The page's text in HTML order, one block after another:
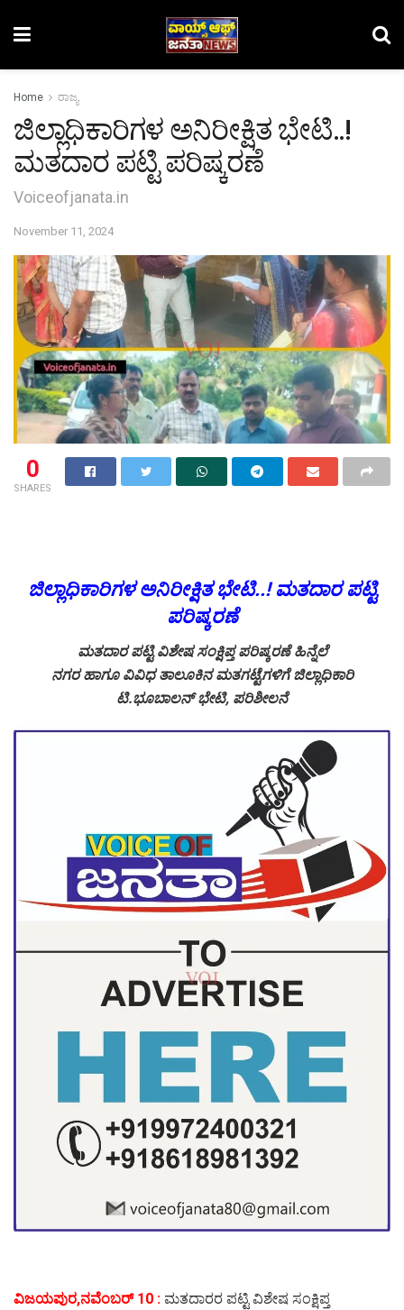
Home ರಾಜ್ಯ
ಜಿಲ್ಲಾಧಿಕಾರಿಗಳ ಅನಿರೀಕ್ಷಿತ ಭೇಟಿ..!
ಮತದಾರ ಪಟ್ಟಿ ಪರಿಷ್ಕರಣೆ
Voiceofjanata.in
November 11, 2024
0
SHARES
ಜಿಲ್ಲಾಧಿಕಾರಿಗಳ ಅನಿರೀಕ್ಷಿತ ಭೇಟಿ..! ಮತದಾರ ಪಟ್ಟಿ
ಪರಿಷ್ಕರಣೆ
ಮತದಾರ ಪಟ್ಟಿ ವಿಶೇಷ ಸಂಕ್ಷಿಪ್ತ ಪರಿಷ್ಕರಣೆ ಹಿನ್ನೆಲೆ
ನಗರ ಹಾಗೂ ವಿವಿಧ ತಾಲೂಕಿನ ಮತಗಟ್ಟೆಗಳಿಗೆ ಜಿಲ್ಲಾಧಿಕಾರಿ
ಟಿ.ಭೂಬಾಲನ್ ಭೇಟಿ, ಪರಿಶೀಲನೆ
ವಿಜಯಪುರ,ನವೆಂಬರ್ 10 : ಮತದಾರರ ಪಟ್ಟಿ ವಿಶೇಷ ಸಂಕ್ಷಿಪ್ತ